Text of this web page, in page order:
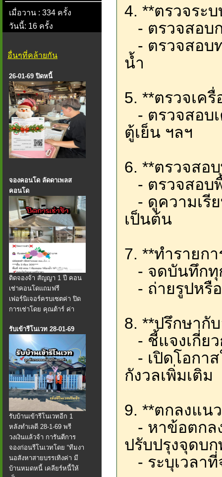
เมื่อวาน : 334 ครั้ง
วันนี้: 16 ครั้ง
อื่นๆที่คล้ายกัน
26-01-69 ปิดหนี้
จองคอนโด ลัดดาเพลส
คอนโด
ติดจองจ้า สัญญา 1 ปี คอน
เช่าคอนโดแถมฟรี
เฟอร์นิเจอร์ครบเซตค่า ปิด
การเช่าโดย คุณต้าร์ ค่า
รับเข้ารีโนเวท 28-01-69
รับบ้านเข้ารีโนเวทอีก 1
หลังทำเลดี 28-1-69 พรี
วงเงินแล้วจ้า การันตีการ
จองก่อนรีโนเวทโดย “ทีมงา
นอสังหาสายบรรเทิงค่า มี
บ้านหมดหนี้ เคลียร์หนี้ให้
4. **ตรวจระ
- ตรวจสอบ
- ตรวจสอบ
น้ำ
5. **ตรวจเค
- ตรวจสอบ
ตู้เย็น ฯลฯ
6. **ตรวจสอ
- ตรวจสอบ
- ดูความเรี
เป็นต้น
7. **ทำรายก
- จดบันทึกทุ
- ถ่ายรูปหรื
8. **ปรึกษากั
- ชี้แจงเกี่ย
- เปิดโอกา
กังวลเพิ่มเติม
9. **ตกลงแน
- หาข้อตกล
ปรับปรุงจุดบก
- ระบุเวลา